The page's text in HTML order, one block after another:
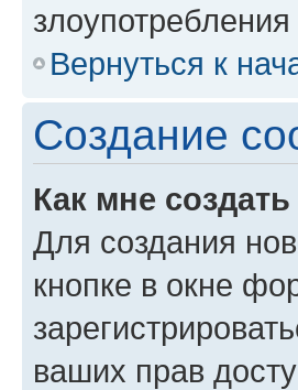
Вернуться к
Создание
Как мне
Для создания
кнопке в окне
ваших прав